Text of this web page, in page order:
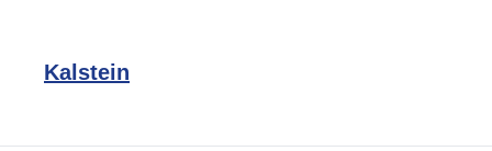
Kalstein